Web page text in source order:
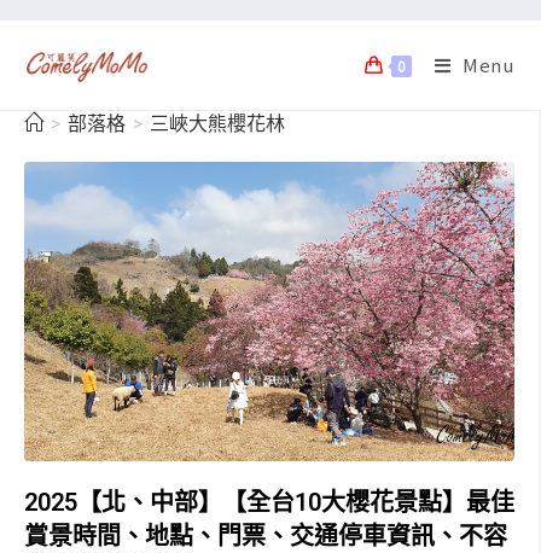
0 Menu
> 部落格 > 三峽大熊櫻花林
2025【北、中部】【全台10大櫻花景點】最佳
賞景時間、地點、門票、交通停車資訊、不容